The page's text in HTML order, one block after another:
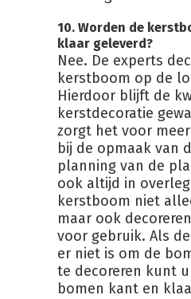
10. Worden de
klaar geleverd?
Nee. De experts
kerstboom op de
Hierdoor blijft de
kerstdecoratie
zorgt het voor
bij de opmaak van
planning van de
ook altijd in
kerstboom niet
maar ook
voor gebruik. Als
er niet is om de
te decoreren kunt
bomen kant en